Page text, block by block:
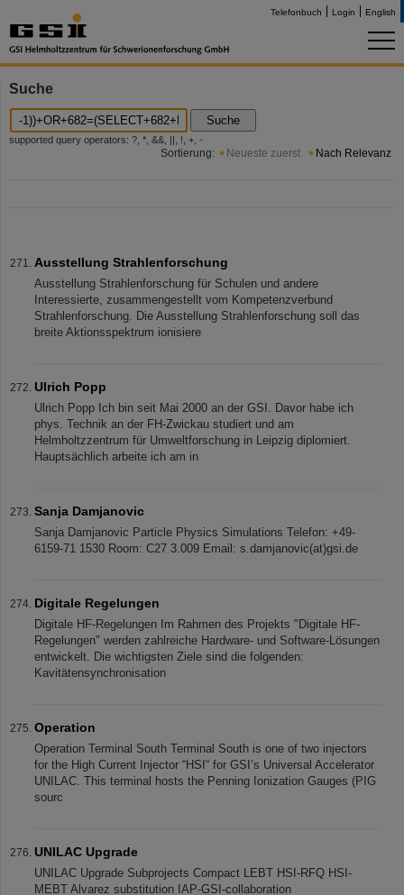
Telefonbuch Login English
Suche
Suche
supported query operators: ?, *, &&, ||, !, +, -
Sortierung: Neueste zuerst Nach Relevanz
Ausstellung Strahlenforschung
Ausstellung Strahlenforschung für Schulen und andere
Interessierte, zusammengestellt vom Kompetenzverbund
Strahlenforschung. Die Ausstellung Strahlenforschung soll das
breite Aktionsspektrum ionisiere
Ulrich Popp
Ulrich Popp Ich bin seit Mai 2000 an der GSI. Davor habe ich
phys. Technik an der FH-Zwickau studiert und am
Helmholtzzentrum für Umweltforschung in Leipzig diplomiert.
Hauptsächlich arbeite ich am in
Sanja Damjanovic
Sanja Damjanovic Particle Physics Simulations Telefon: +49-
6159-71 1530 Room: C27 3.009 Email: s.damjanovic(at)gsi.de
Digitale Regelungen
Digitale HF-Regelungen Im Rahmen des Projekts "Digitale HF-
Regelungen" werden zahlreiche Hardware- und Software-Lösungen
entwickelt. Die wichtigsten Ziele sind die folgenden:
Kavitätensynchronisation
Operation
Operation Terminal South Terminal South is one of two injectors
for the High Current Injector “HSI“ for GSI’s Universal Accelerator
UNILAC. This terminal hosts the Penning Ionization Gauges (PIG
sourc
UNILAC Upgrade
UNILAC Upgrade Subprojects Compact LEBT HSI-RFQ HSI-
MEBT Alvarez substitution IAP-GSI-collaboration